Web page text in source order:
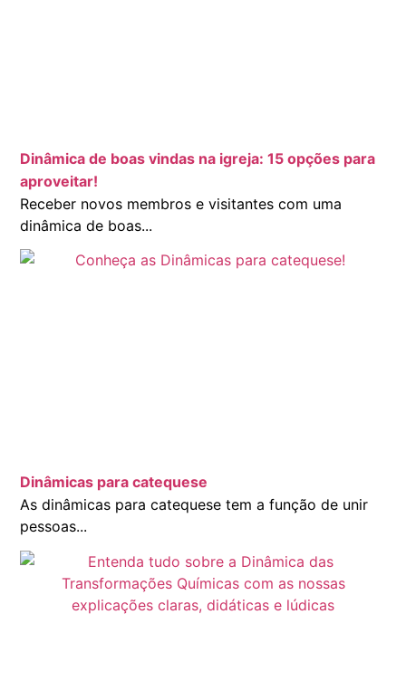
Dinâmica de boas vindas na igreja: 15 opções para
aproveitar!
Receber novos membros e visitantes com uma
dinâmica de boas...
Dinâmicas para catequese
As dinâmicas para catequese tem a função de unir
pessoas...